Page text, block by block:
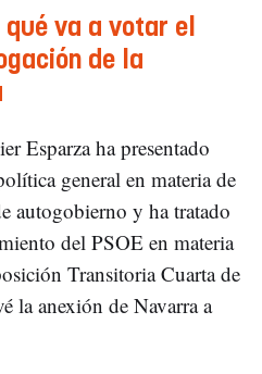
va a votar el
de la
Esparza ha presentado
general en materia de
autogobierno y ha tratado
del PSOE en materia
Transitoria Cuarta de
la anexión de Navarra a